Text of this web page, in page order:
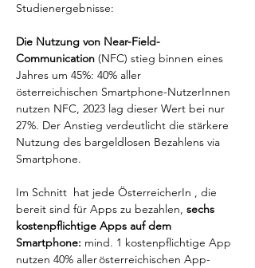
Studienergebnisse:
Die Nutzung von Near-Field-
Communication (NFC) stieg binnen eines
Jahres um 45%: 40% aller
österreichischen Smartphone-NutzerInnen
nutzen NFC, 2023 lag dieser Wert bei nur
27%. Der Anstieg verdeutlicht die stärkere
Nutzung des bargeldlosen Bezahlens via
Smartphone.
Im Schnitt  hat jede ÖsterreicherIn , die
bereit sind für Apps zu bezahlen, sechs
kostenpflichtige Apps auf dem
Smartphone: mind. 1 kostenpflichtige App
nutzen 40% aller österreichischen App-